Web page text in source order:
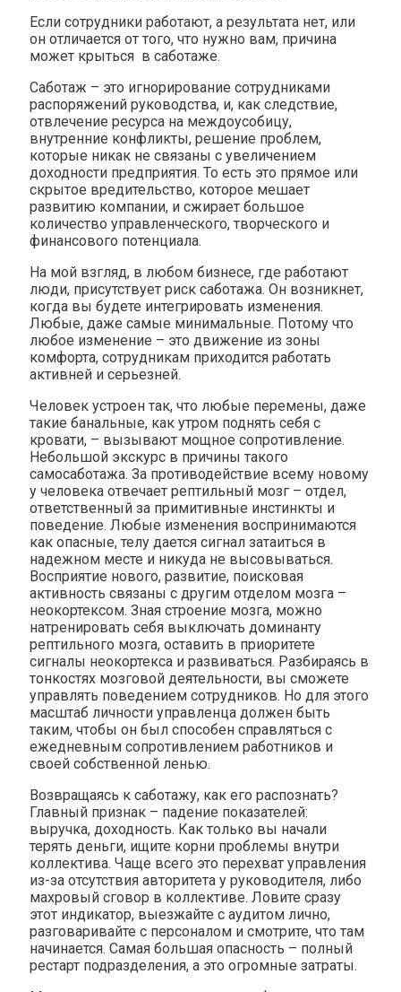
Если сотрудники работают, а результата нет, или
он отличается от того, что нужно вам, причина
может крыться в саботаже.
Саботаж – это игнорирование сотрудниками
распоряжений руководства, и, как следствие,
отвлечение ресурса на междоусобицу,
внутренние конфликты, решение проблем,
которые никак не связаны с увеличением
доходности предприятия. То есть это прямое или
скрытое вредительство, которое мешает
развитию компании, и сжирает большое
количество управленческого, творческого и
финансового потенциала.
На мой взгляд, в любом бизнесе, где работают
люди, присутствует риск саботажа. Он возникнет,
когда вы будете интегрировать изменения.
Любые, даже самые минимальные. Потому что
любое изменение – это движение из зоны
комфорта, сотрудникам приходится работать
активней и серьезней.
Человек устроен так, что любые перемены, даже
такие банальные, как утром поднять себя с
кровати, – вызывают мощное сопротивление.
Небольшой экскурс в причины такого
самосаботажа. За противодействие всему новому
у человека отвечает рептильный мозг – отдел,
ответственный за примитивные инстинкты и
поведение. Любые изменения воспринимаются
как опасные, телу дается сигнал затаиться в
надежном месте и никуда не высовываться.
Восприятие нового, развитие, поисковая
активность связаны с другим отделом мозга –
неокортексом. Зная строение мозга, можно
натренировать себя выключать доминанту
рептильного мозга, оставить в приоритете
сигналы неокортекса и развиваться. Разбираясь в
тонкостях мозговой деятельности, вы сможете
управлять поведением сотрудников. Но для этого
масштаб личности управленца должен быть
таким, чтобы он был способен справляться с
ежедневным сопротивлением работников и
своей собственной ленью.
Возвращаясь к саботажу, как его распознать?
Главный признак – падение показателей:
выручка, доходность. Как только вы начали
терять деньги, ищите корни проблемы внутри
коллектива. Чаще всего это перехват управления
из-за отсутствия авторитета у руководителя, либо
махровый сговор в коллективе. Ловите сразу
этот индикатор, выезжайте с аудитом лично,
разговаривайте с персоналом и смотрите, что там
начинается. Самая большая опасность – полный
рестарт подразделения, а это огромные затраты.